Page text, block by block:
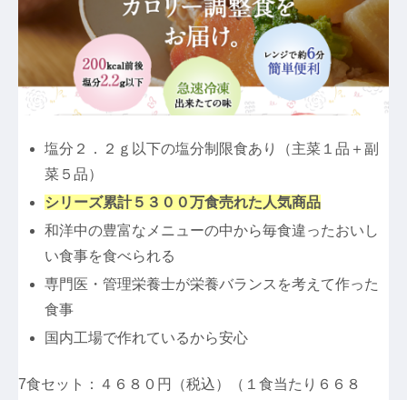
塩分２．２ｇ以下の塩分制限食あり（主菜１品＋副
菜５品）
シリーズ累計５３００万食売れた人気商品
和洋中の豊富なメニューの中から毎食違ったおいし
い食事を食べられる
専門医・管理栄養士が栄養バランスを考えて作った
食事
国内工場で作れているから安心
7食セット：４６８０円（税込）（１食当たり６６８